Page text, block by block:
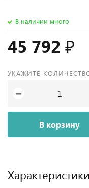
В наличии много
45 792 ₽
УКАЖИТЕ
−
В корзину
Характеристики